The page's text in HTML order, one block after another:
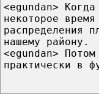
<egundan>
некоторое
распределения
нашему району.
<egundan>
практически в